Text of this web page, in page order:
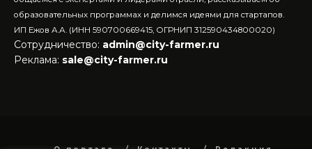
образовательных программах и делимся идеями для стартапов.
ИП Ежов А.А. (ИНН 590700669415, ОГРНИП 312590434800020)
Сотрудничество: admin@city-farmer.ru
Реклама: sale@city-farmer.ru